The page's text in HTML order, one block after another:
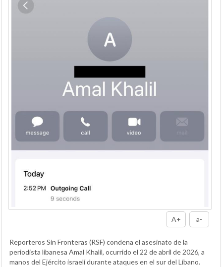
A+ a-
Reporteros Sin Fronteras (RSF) condena el asesinato de la
periodista libanesa Amal Khalil, ocurrido el 22 de abril de 2026, a
manos del Ejército israelí durante ataques en el sur del Líbano.